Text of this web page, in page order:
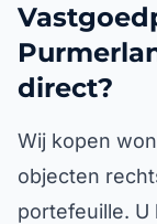
direct?
Wij kopen
objecten
portefeuille. U